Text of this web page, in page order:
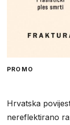
PROMO
Hrvatska
nereflektirano